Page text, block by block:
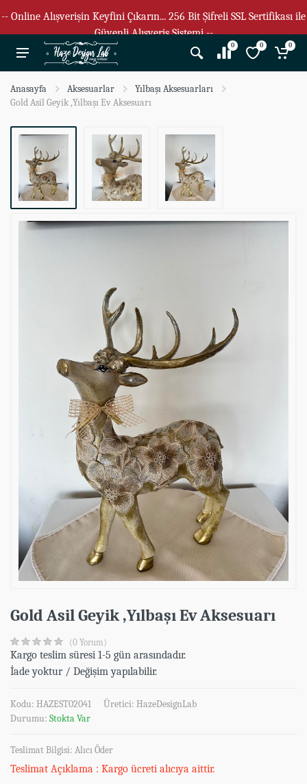
-- Online Alışverişin Keyfini Çıkarın... 256 Bit Şifreli SSL Sertifikası ile
Güvenli Alışveriş Sistemi --
0 0 0
Anasayfa Aksesuarlar
Yılbaşı Aksesuarları
Gold Asil Geyik ,Yılbaşı Ev Aksesuarı
Gold Asil Geyik ,Yılbaşı Ev Aksesuarı
(0 Yorum)
Kargo teslim süresi 1-5 gün arasındadır.
İade yoktur / Değişim yapılabilir.
Kodu: HAZEST02041 Üretici: HazeDesignLab
Durumu: Stokta Var
Teslimat Bilgisi: Alıcı Öder
Teslimat Açıklama : Kargo ücreti alıcıya aittir.